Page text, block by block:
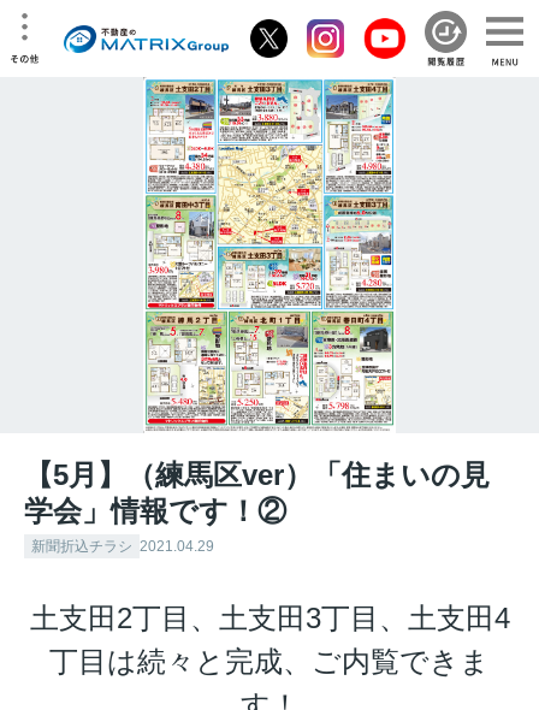
【5月】（練馬区ver）「住まいの見
学会」情報です！②
新聞折込チラシ 2021.04.29
土支田2丁目、土支田3丁目、土支田4
丁目は続々と完成、ご内覧できま